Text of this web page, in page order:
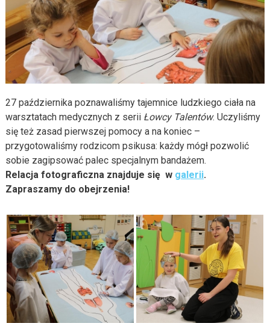
27 października poznawaliśmy tajemnice ludzkiego ciała na
warsztatach medycznych z serii Łowcy Talentów. Uczyliśmy
się też zasad pierwszej pomocy a na koniec –
przygotowaliśmy rodzicom psikusa: każdy mógł pozwolić
sobie zagipsować palec specjalnym bandażem.
Relacja fotograficzna znajduje się w galerii.
Zapraszamy do obejrzenia!